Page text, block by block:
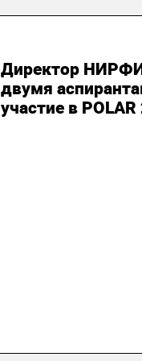
Директор
двумя
участие в